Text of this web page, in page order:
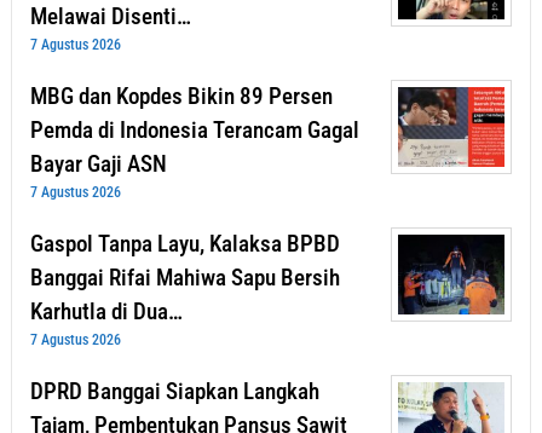
Melawai Disenti…
7 Agustus 2026
MBG dan Kopdes Bikin 89 Persen
Pemda di Indonesia Terancam Gagal
Bayar Gaji ASN
7 Agustus 2026
Gaspol Tanpa Layu, Kalaksa BPBD
Banggai Rifai Mahiwa Sapu Bersih
Karhutla di Dua…
7 Agustus 2026
DPRD Banggai Siapkan Langkah
Tajam, Pembentukan Pansus Sawit